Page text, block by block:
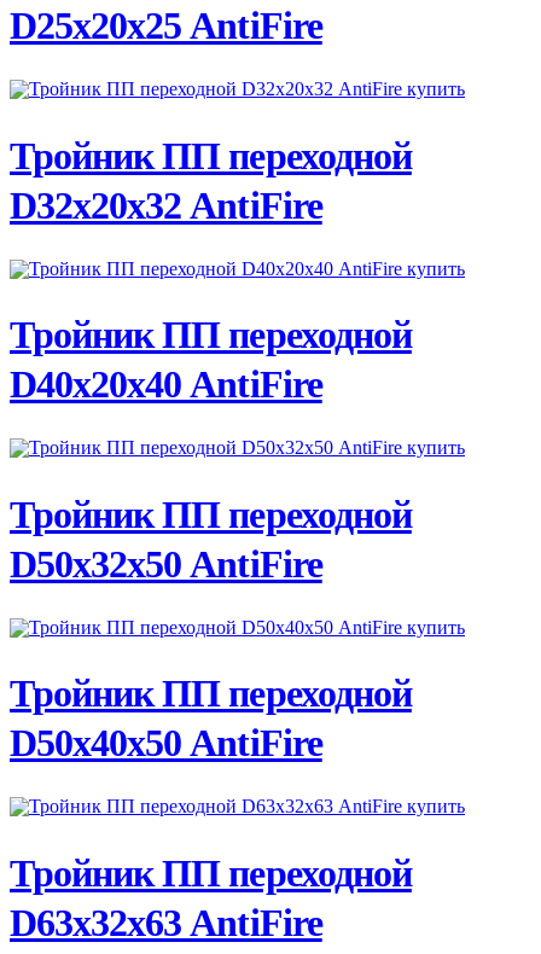
D25х20х25 AntiFire
Тройник ПП переходной
D32х20х32 AntiFire
Тройник ПП переходной
D40х20х40 AntiFire
Тройник ПП переходной
D50х32х50 AntiFire
Тройник ПП переходной
D50х40х50 AntiFire
Тройник ПП переходной
D63х32х63 AntiFire